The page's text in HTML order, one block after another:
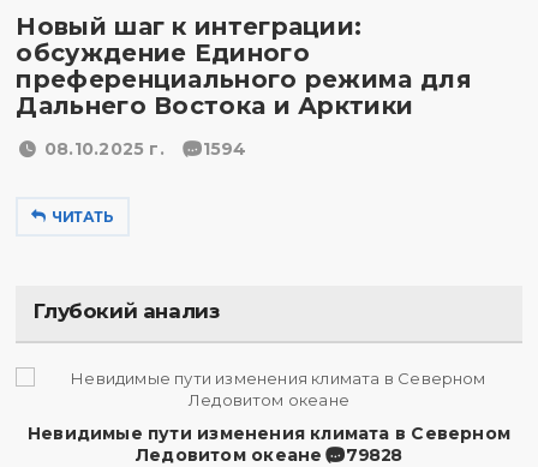
Новый шаг к интеграции:
обсуждение Единого
преференциального режима для
Дальнего Востока и Арктики
08.10.2025 г. 1594
ЧИТАТЬ
Глубокий анализ
Невидимые пути изменения климата в Северном
Ледовитом океане
79828